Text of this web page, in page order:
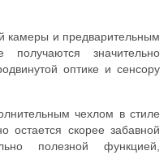
камеры и предварительным
значительно
оптике и сенсору
чехлом в стиле
остается скорее забавной
полезной функцией,